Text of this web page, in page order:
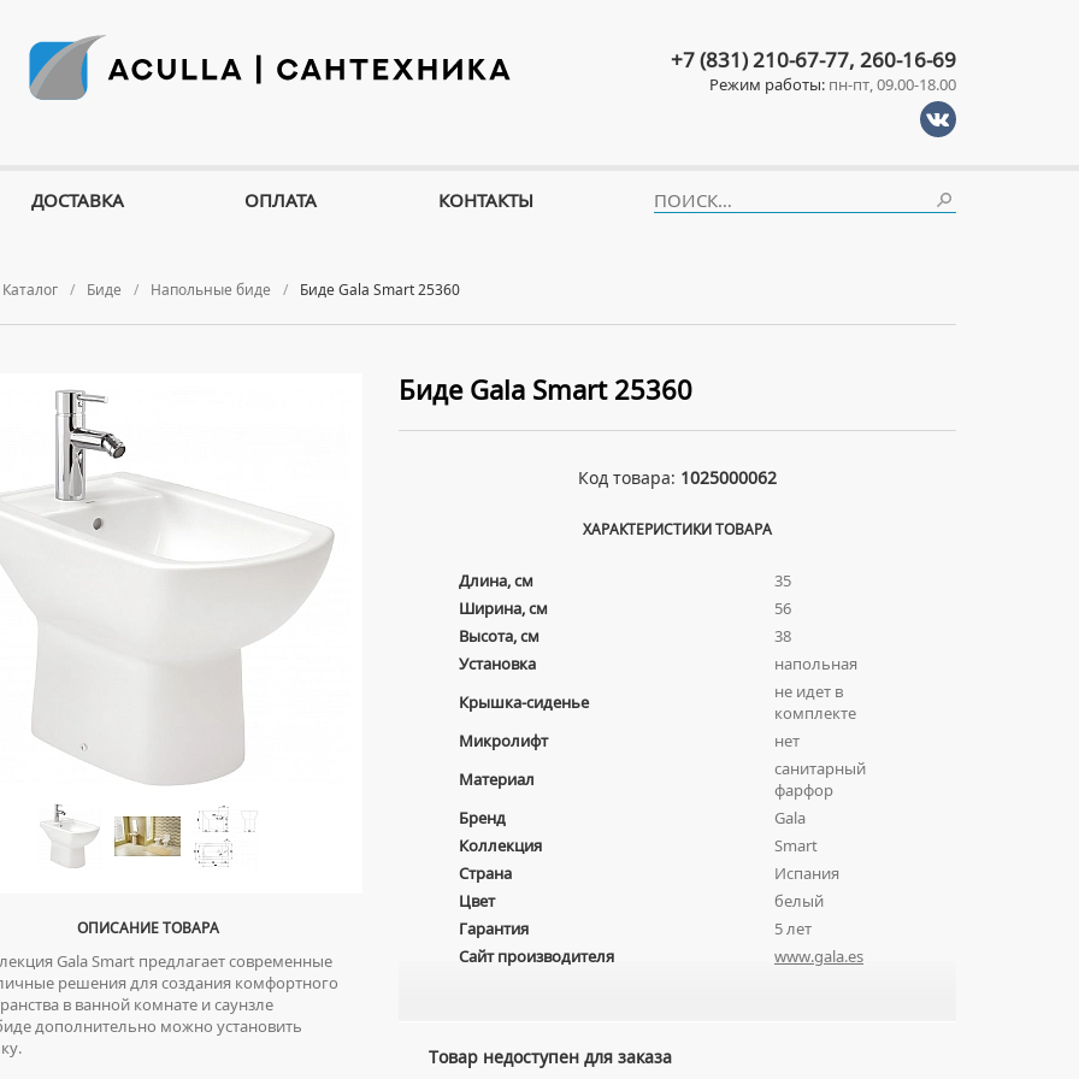
Каталог Биде Напольные биде Биде Gala Smart 25360
ОПИСАНИЕ ТОВАРА
Gala Smart предлагает современные
решения для создания комфортного
в ванной комнате и саунзле
дополнительно можно установить
Биде Gala Smart 25360
Код товара: 1025000062
ХАРАКТЕРИСТИКИ ТОВАРА
Длина, см
35
Ширина, см
56
Высота, см
38
Установка
напольная
Крышка-сиденье
не идет в
комплекте
Микролифт
нет
Материал
санитарный
фарфор
Бренд
Gala
Коллекция
Smart
Страна
Испания
Цвет
белый
Гарантия
5 лет
Сайт производителя
www.gala.es
Товар недоступен для заказа
+7 (831) 210-67-77, 260-16-69
Режим работы: пн-пт, 09.00-18.00
ДОСТАВКА ОПЛАТА КОНТАКТЫ